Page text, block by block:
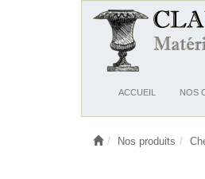
OuvrirACCUEIL NOS
Nos produits